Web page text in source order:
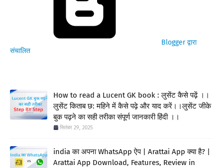
Blogger द्वारा
संचालित
How to read a Lucent GK book : लुसेंट कैसे पढ़ें ।।
लुसेंट किताब छ: महिने में कैसे पढ़े और याद करें।।लुसेंट जीके
बुक पढ़ने का सही तरीका संपूर्ण जानकारी हिंदी ।।
सितंबर 29, 2025
india का अपना WhatsApp ऐप | Arattai App क्या है? |
Arattai App Download, Features, Review in